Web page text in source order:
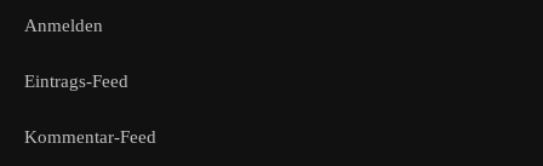
Anmelden
Eintrags-Feed
Kommentar-Feed